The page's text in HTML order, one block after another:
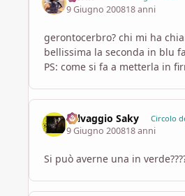
9 Giugno 200818 anni
gerontocerbro? chi mi ha
bellissima la seconda in blu
PS: come si fa a metterla in
Selvaggio Saky Circolo
9 Giugno 200818 anni
Si può averne una in